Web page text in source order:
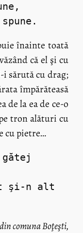
înainte toată
că el şi cu
sărută cu drag;
împărăteasă
de la ea de ce-o
tron alături cu
cu pietre…
şi-n alt
comuna Boţeşti,